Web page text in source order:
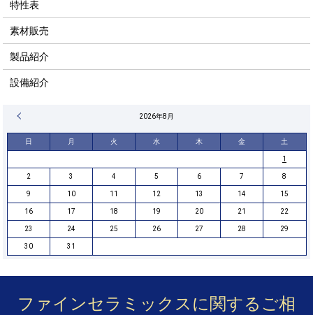
特性表
素材販売
製品紹介
設備紹介
2026年8月
日 月 火 水 木 金 土
1
2 3 4 5 6 7 8
9 10 11 12 13 14 15
16 17 18 19 20 21 22
23 24 25 26 27 28 29
30 31
ファインセラミックスに関するご相